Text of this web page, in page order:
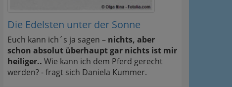
Die Edelsten unter der Sonne
Euch kann ich´s ja sagen – nichts, aber
schon absolut überhaupt gar nichts ist mir
heiliger.. Wie kann ich dem Pferd gerecht
werden? - fragt sich Daniela Kummer.